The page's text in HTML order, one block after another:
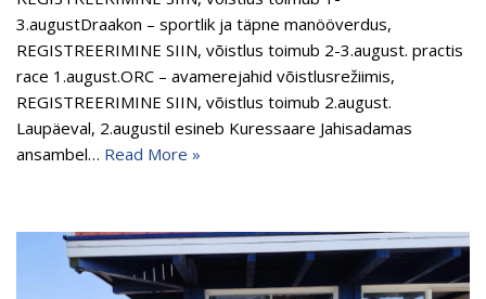
3.augustDraakon – sportlik ja täpne manööverdus,
REGISTREERIMINE SIIN, võistlus toimub 2-3.august. practis
race 1.august.ORC – avamerejahid võistlusrežiimis,
REGISTREERIMINE SIIN, võistlus toimub 2.august.
Laupäeval, 2.augustil esineb Kuressaare Jahisadamas
ansambel… Read More »